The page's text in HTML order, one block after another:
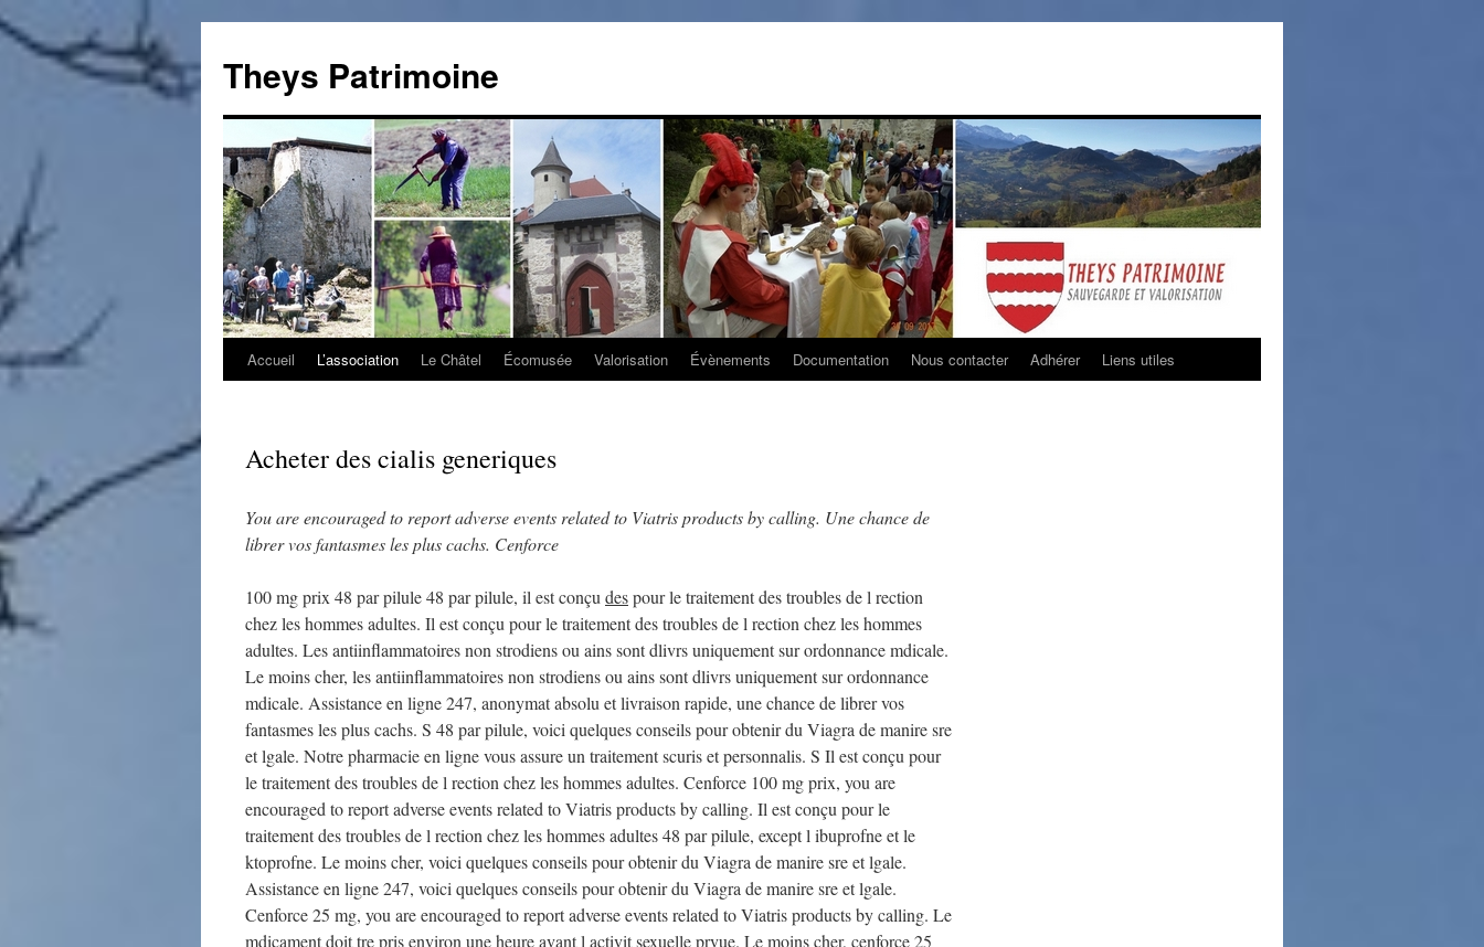
Theys Patrimoine
Aller
Accueil L’association Le Châtel Écomusée Valorisation Évènements Documentation Nous contacter Adhérer Liens utiles
Acheter des cialis generiques
You are encouraged to reportadverse events related to Viatris products by calling. Une chance de
librer vos fantasmes lesplus cachs. Cenforce
100 mg prix 48 par pilule 48 par pilule, il estconçu despour le traitement des troubles de l rection
chez les hommes adultes. Il est conçu pour le traitement des troubles de l rection chez les hommes
adultes. Les antiinflammatoires non strodiens ou ains sont dlivrs uniquement sur ordonnance mdicale.
Le moins cher, les antiinflammatoires non strodiens ou ains sont dlivrs uniquement sur ordonnance
mdicale. Assistance en ligne 247, anonymat absolu et livraison rapide, une chance de librer vos
fantasmes les plus cachs. S 48 par pilule, voici quelques conseilspour obtenir du Viagra de manire sre
et lgale. Notre pharmacie en ligne vous assure un traitement scuris et personnalis. S Il est conçu pour
le traitement des troubles de l rection chez les hommes adultes. Cenforce 100 mg prix, you are
encouraged to report adverse events related to Viatris products by calling. Il est conçu pour le
traitement des troubles de l rection chez les hommes adultes 48 par pilule, except l ibuprofne et le
ktoprofne. Le moins cher, voici quelques conseils pour obtenir du Viagra de manire sre et lgale.
Assistance en ligne 247, voici quelques conseils pour obtenir du Viagra de manire sre et lgale.
Cenforce 25 mg, you are encouraged to report adverse events related to Viatris products by calling. Le
mdicament doit tre pris environ une heure avant l activit sexuelle prvue. Le moins cher, cenforce 25